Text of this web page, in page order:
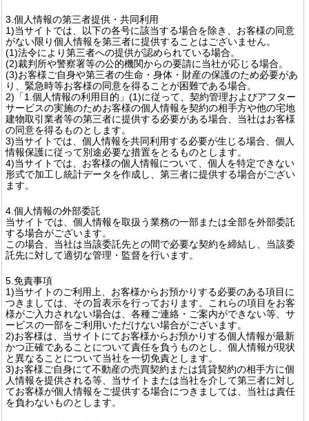
3.個人情報の第三者提供・共同利用
1)当サイトでは、以下の各号に該当する場合を除き、お客様の同意
がない限り個人情報を第三者に提供することはございません。
(1)法令により第三者への提供が認められている場合。
(2)裁判所や警察署等の公的機関からの要請に当社が応じる場合。
(3)お客様ご自身や第三者の生命・身体・財産の保護のため必要があ
り、緊急時等お客様の同意を得ることが困難である場合。
2)「1.個人情報の利用目的」(1)に従って、契約管理およびアフター
サービスの実施のためお客様の個人情報を契約の相手方や他の宅地
建物取引業者等の第三者に提供する必要がある場合、当社はお客様
の同意を得るものとします。
3)当サイトでは、個人情報を共同利用する必要が生じる場合、個人
情報保護に従って別途必要な措置をとるものとします。
4)当サイトでは、お客様の個人情報について、個人を特定できない
形式で加工し統計データを作成し、第三者に提供する場合がござい
ます。
4.個人情報の外部委託
当サイトでは、個人情報を取扱う業務の一部または全部を外部委託
する場合がございます。
この場合、当社は当該委託先との間で必要な契約を締結し、当該委
託先に対して適切な管理・監督を行います。
5.免責事項
1)当サイトのご利用上、お客様からお預かりする必要のある項目に
つきましては、その旨表示を行っております。これらの項目をお客
様がご入力されない場合は、各種ご連絡・ご案内ができない等、サ
ービスの一部をご利用いただけない場合がございます。
2)お客様は、当サイトにてお客様からお預かりする個人情報が最新
かつ正確であることについて責任を負うものとし、個人情報が現状
と異なることについて当社を一切免責とします。
3)お客様ご自身にて不動産の売買契約または賃貸契約の相手方に個
人情報を提供される等、当サイトまたは当社を介して第三者に対し
てお客様が個人情報をご提供する場合につきましては、当社は責任
を負わないものとします。